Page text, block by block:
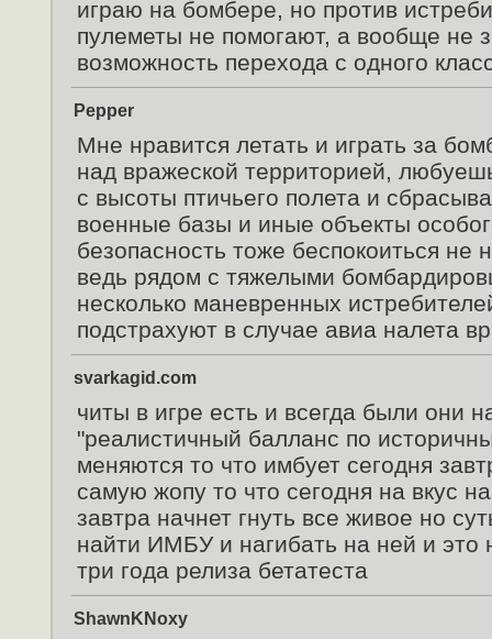
играю на бомбере, но против
пулеметы не помогают, а вообще не
возможность перехода с одного
Pepper
Мне нравится летать и играть за
над вражеской территорией,
с высоты птичьего полета и
военные базы и иные объекты
безопасность тоже беспокоиться не
ведь рядом с тяжелыми
несколько маневренных
подстрахуют в случае авиа налета
svarkagid.com
читы в игре есть и всегда были они
"реалистичный балланс по
меняются то что имбует сегодня
самую жопу то что сегодня на вкус
завтра начнет гнуть все живое но
найти ИМБУ и нагибать на ней и это
три года релиза бетатеста
ShawnKNoxy